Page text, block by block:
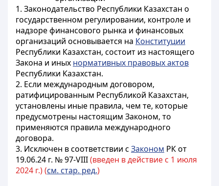
1. Законодательство Республики Казахстан о
государственном регулировании, контроле и
надзоре финансового рынка и финансовых
организаций основывается на Конституции
Республики Казахстан, состоит из настоящего
Закона и иных нормативных правовых актов
Республики Казахстан.
2. Если международным договором,
ратифицированным Республикой Казахстан,
установлены иные правила, чем те, которые
предусмотрены настоящим Законом, то
применяются правила международного
договора.
3. Исключен в соответствии с Законом РК от
19.06.24 г. № 97-VIII(введен в действие с 1 июля
2024 г.) (см. стар. ред.)